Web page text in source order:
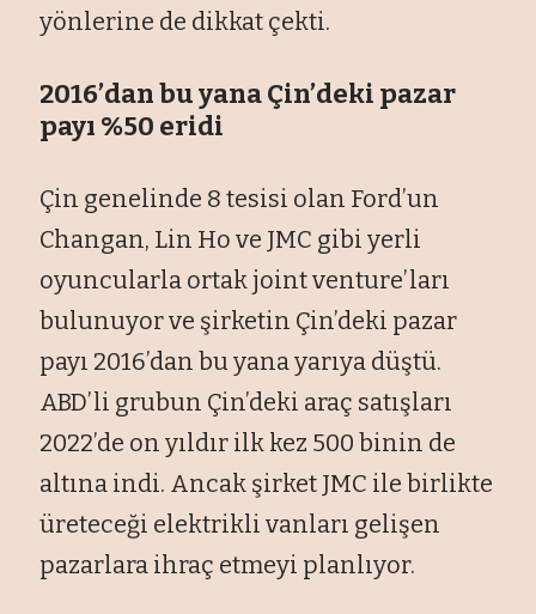
yönlerine de dikkat çekti.
2016’dan bu yana Çin’deki pazar
payı %50 eridi
Çin genelinde 8 tesisi olan Ford’un
Changan, Lin Ho ve JMC gibi yerli
oyuncularla ortak joint venture’ları
bulunuyor ve şirketin Çin’deki pazar
payı 2016’dan bu yana yarıya düştü.
ABD’li grubun Çin’deki araç satışları
2022’de on yıldır ilk kez 500 binin de
altına indi. Ancak şirket JMC ile birlikte
üreteceği elektrikli vanları gelişen
pazarlara ihraç etmeyi planlıyor.